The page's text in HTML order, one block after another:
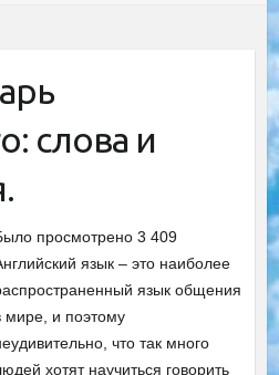
слова и
просмотрено 3 409
язык – это наиболее
язык общения
мире, и поэтому
что так много
хотят научиться говорить